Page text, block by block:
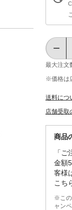
最大注文
※価格は​
送料につ
店舗受取
商品
「
金額
客様
こち
※この
ャン